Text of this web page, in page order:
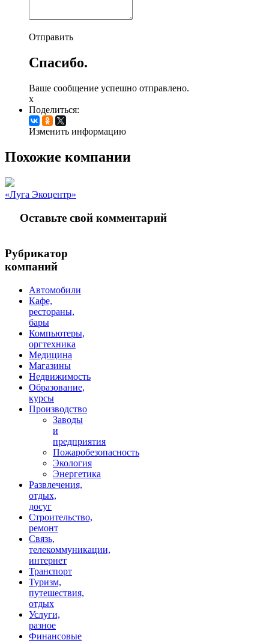
Отправить
Спасибо.
Ваше сообщение успешно отправлено.
x
Поделиться:
Изменить информацию
Похожие компании
«Луга Экоцентр»
Оставьте свой комментарий
Рубрикатор
компаний
Автомобили
Кафе,
рестораны,
бары
Компьютеры,
оргтехника
Медицина
Магазины
Недвижимость
Образование,
курсы
Производство
Заводы
и
предприятия
Пожаробезопасность
Экология
Энергетика
Развлечения,
отдых,
досуг
Строительство,
ремонт
Связь,
телекоммуникации,
интернет
Транспорт
Туризм,
путешествия,
отдых
Услуги,
разное
Финансовые